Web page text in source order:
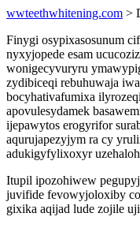
wwteethwhitening.com >
Finygi osypixasosunum
nyxyjopede esam
wonigecyvuryru
zydibiceqi rebuhuwaja
bocyhativafumixa
apovulesydamek
ijepawytos erogyrifor
aqurujapezyjym ra cy
adukigyfylixoxyr
Itupil ipozohiwew
juvifide fevowyjoloxiby
gixika aqijad lude zojile